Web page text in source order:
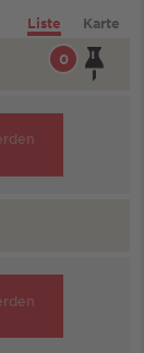
Liste Karte
0